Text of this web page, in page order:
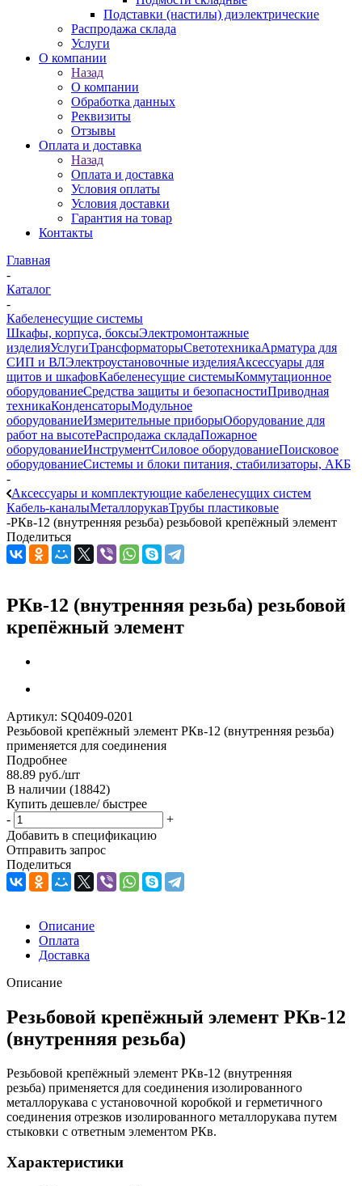
Подставки (настилы) диэлектрические
Распродажа склада
Услуги
О компании
Назад
О компании
Обработка данных
Реквизиты
Отзывы
Оплата и доставка
Назад
Оплата и доставка
Условия оплаты
Условия доставки
Гарантия на товар
Контакты
Главная
-
Каталог
-
Кабеленесущие системы
Шкафы, корпуса, боксыЭлектромонтажные
изделияУслугиТрансформаторыСветотехникаАрматура для
СИП и ВЛЭлектроустановочные изделияАксессуары для
щитов и шкафовКабеленесущие системыКоммутационное
оборудованиеСредства защиты и безопасностиПриводная
техникаКонденсаторыМодульное
оборудованиеИзмерительные приборыОборудование для
работ на высотеРаспродажа складаПожарное
оборудованиеИнструментСиловое оборудованиеПоисковое
оборудованиеСистемы и блоки питания, стабилизаторы, АКБ
-
Аксессуары и комплектующие кабеленесущих систем
Кабель-каналыМеталлорукавТрубы пластиковые
-РКв-12 (внутренняя резьба) резьбовой крепёжный элемент
Поделиться
РКв-12 (внутренняя резьба) резьбовой
крепёжный элемент
Артикул: SQ0409-0201
Резьбовой крепёжный элемент РКв-12 (внутренняя резьба)
применяется для соединения
Подробнее
88.89 руб./шт
В наличии (18842)
Купить дешевле/ быстрее
-
+
Добавить в спецификацию
Отправить запрос
Поделиться
Описание
Оплата
Доставка
Описание
Резьбовой крепёжный элемент РКв-12
(внутренняя резьба)
Резьбовой крепёжный элемент РКв-12 (внутренняя
резьба) применяется для соединения изолированного
металлорукава с установочной коробкой и герметичного
соединения отрезков изолированного металлорукава путем
стыковки с ответным элементом РКв.
Характеристики